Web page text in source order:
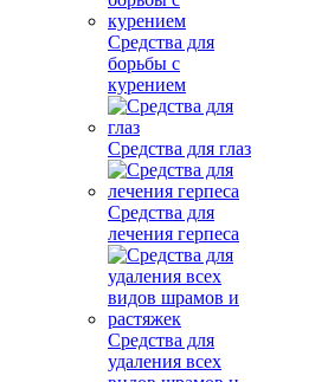
Средства для
борьбы с
курением
Средства для глаз
Средства для
лечения герпеса
Средства для
удаления всех